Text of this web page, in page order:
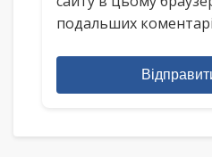
подальших